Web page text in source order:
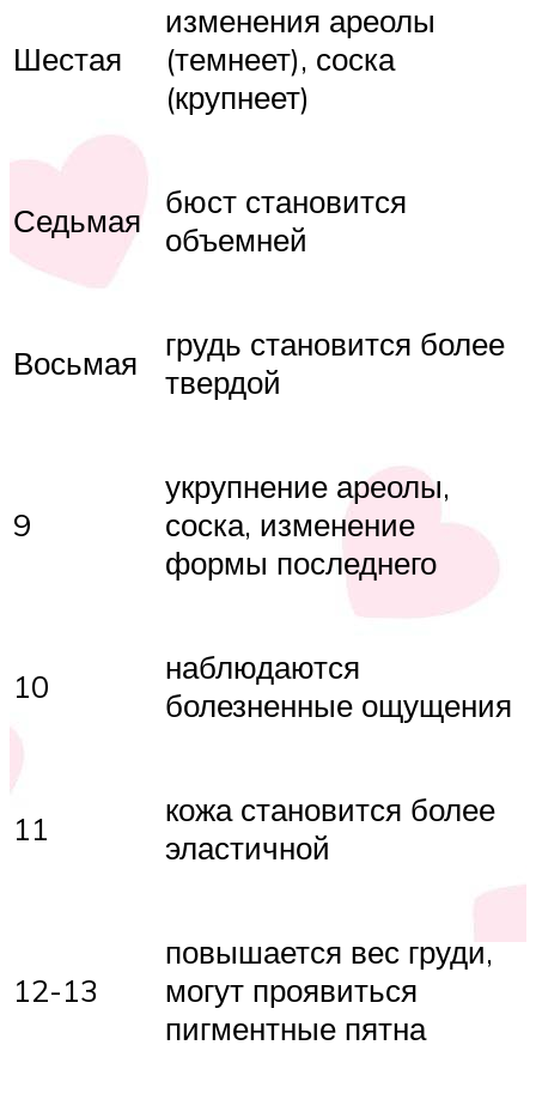
Шестая
изменения ареолы
(темнеет), соска
(крупнеет)
Седьмая
бюст становится
объемней
Восьмая
грудь становится более
твердой
9
укрупнение ареолы,
соска, изменение
формы последнего
10
наблюдаются
болезненные ощущения
11
кожа становится более
эластичной
12-13
повышается вес груди,
могут проявиться
пигментные пятна